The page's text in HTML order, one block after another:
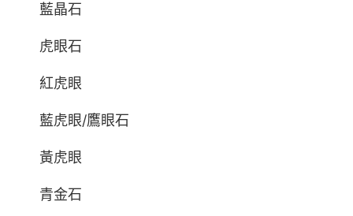
藍晶石
虎眼石
紅虎眼
藍虎眼/鷹眼石
黃虎眼
青金石